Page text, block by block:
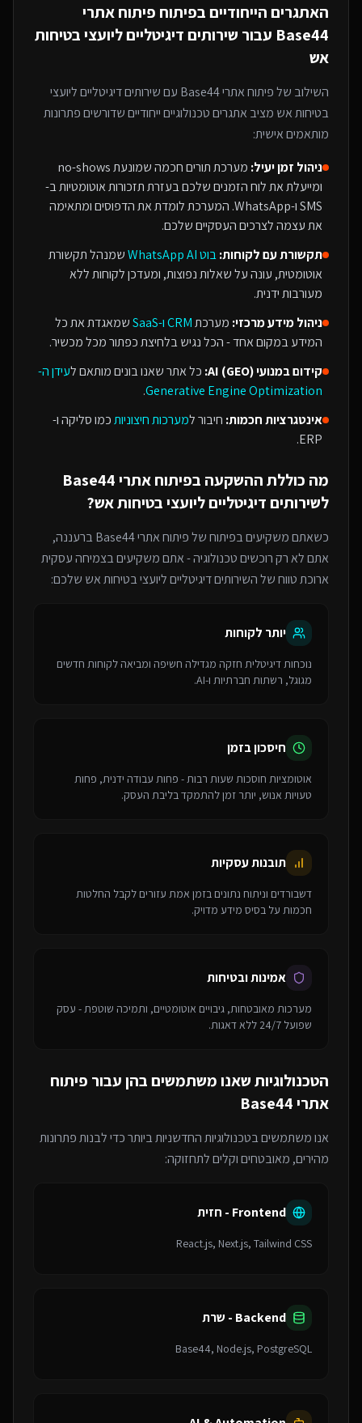
האתגרים הייחודיים בפיתוח פיתוח אתרי
Base44 עבור שירותים דיגיטליים ליועצי בטיחות
אש
השילוב שלפיתוח אתרי Base44 עםשירותים דיגיטליים ליועצי
בטיחות אש מציב אתגרים טכנולוגיים ייחודיים שדורשים פתרונות
מותאמים אישית:
ניהול זמן יעיל:
מערכת תורים חכמה שמונעת no-shows
ומייעלת את לוח הזמנים שלכם בעזרת תזכורות אוטומטיות ב-
SMS ו-WhatsApp. המערכת לומדת את הדפוסים ומתאימה
את עצמה לצרכים העסקיים שלכם.
תקשורת עם לקוחות:בוט WhatsApp AI
שמנהל תקשורת
אוטומטית, עונה על שאלות נפוצות, ומעדכן לקוחות ללא
מעורבות ידנית.
ניהול מידע מרכזי: מערכתCRM ו-SaaS
שמאגדת את כל
המידע במקום אחד - הכל נגיש בלחיצת כפתור מכל מכשיר.
קידום במנועי AI (GEO):
כל אתר שאנו בונים מותאם לעידן ה-
Generative Engine Optimization
.
אינטגרציות חכמות: חיבור למערכות חיצוניותכמו סליקה ו-
ERP.
מה כוללת ההשקעה בפיתוח אתרי Base44
לשירותים דיגיטליים ליועצי בטיחות אש?
כשאתם משקיעים בפיתוח שלפיתוח אתרי Base44 ברעננה,
אתם לא רק רוכשים טכנולוגיה - אתם משקיעים בצמיחה עסקית
ארוכת טווח של השירותים דיגיטליים ליועצי בטיחות אש שלכם:
יותר לקוחות
נוכחות דיגיטלית חזקה מגדילה חשיפה ומביאה לקוחות חדשים
מגוגל, רשתות חברתיות ו-AI.
חיסכון בזמן
אוטומציות חוסכות שעות רבות - פחות עבודה ידנית, פחות
טעויות אנוש, יותר זמן להתמקד בליבת העסק.
תובנות עסקיות
דשבורדים וניתוח נתונים בזמן אמת עזורים לקבל החלטות
חכמות על בסיס מידע מדויק.
אמינות ובטיחות
מערכות מאובטחות, גיבויים אוטומטיים, ותמיכה שוטפת - עסק
שפועל 24/7 ללא דאגות.
הטכנולוגיות שאנו משתמשים בהן עבור פיתוח
אתרי Base44
אנו משתמשים בטכנולוגיות החדשניות ביותר כדי לבנות פתרונות
מהירים, מאובטחים וקלים לתחזוקה:
Frontend - חזית
React.js, Next.js, Tailwind CSS
Backend - שרת
Base44, Node.js, PostgreSQL